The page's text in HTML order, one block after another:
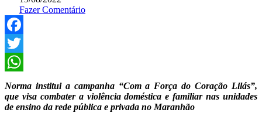
Fazer Comentário
Facebook
Twitter
WhatsApp
Norma institui a campanha “Com a Força do Coração Lilás”,
que visa combater a violência doméstica e familiar nas unidades
de ensino da rede pública e privada no Maranhão